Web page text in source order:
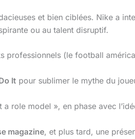
et bien ciblées. Nike a
ou au talent disruptif.
professionnels (le football
It pour sublimer le mythe du
role model », en phase avec
magazine, et plus tard, une